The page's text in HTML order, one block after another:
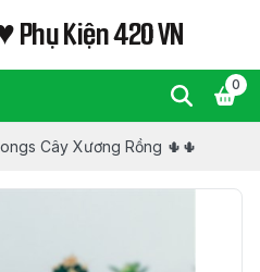
Phụ Kiện 420 VN
0
Cây Xương Rồng 🌵🌵